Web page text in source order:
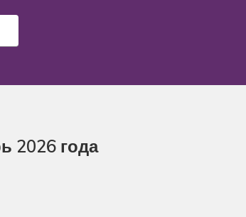
2026 года